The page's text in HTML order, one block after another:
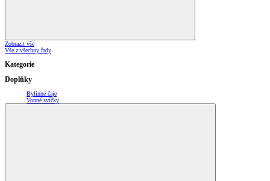
Zobrazit vše
Vše z všechny řady
Kategorie
Doplňky
Bylinné čaje
Vonné svíčky